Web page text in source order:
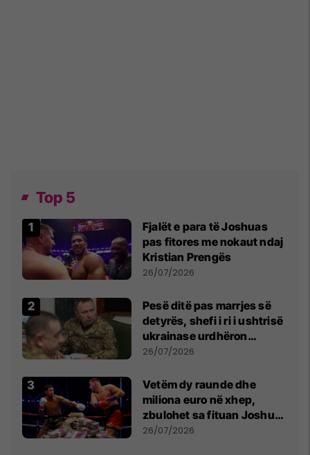
Top 5
Fjalët e para të Joshuas
pas fitores me nokaut ndaj
Kristian Prengës
26/07/2026
Pesë ditë pas marrjes së
detyrës, shefi i ri i ushtrisë
ukrainase urdhëron
kontroll të madh
26/07/2026
Vetëm dy raunde dhe
miliona euro në xhep,
zbulohet sa fituan Joshua
e Prenga
26/07/2026